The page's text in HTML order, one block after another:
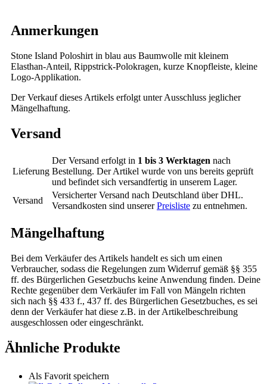
Anmerkungen
Stone Island Poloshirt in blau aus Baumwolle mit kleinem
Elasthan-Anteil, Rippstrick-Polokragen, kurze Knopfleiste, kleine
Logo-Applikation.
Der Verkauf dieses Artikels erfolgt unter Ausschluss jeglicher
Mängelhaftung.
Versand
Lieferung
Der Versand erfolgt in 1 bis 3 Werktagen nach
Bestellung. Der Artikel wurde von uns bereits geprüft
und befindet sich versandfertig in unserem Lager.
Versand
Versicherter Versand nach Deutschland über DHL.
Versandkosten sind unsererPreisliste zu entnehmen.
Mängelhaftung
Bei dem Verkäufer des Artikels handelt es sich um einen
Verbraucher, sodass die Regelungen zum Widerruf gemäß §§ 355
ff. des Bürgerlichen Gesetzbuchs keine Anwendung finden. Deine
Rechte gegenüber dem Verkäufer im Fall von Mängeln richten
sich nach §§ 433 f., 437 ff. des Bürgerlichen Gesetzbuches, es sei
denn der Verkäufer hat diese z.B. in der Artikelbeschreibung
ausgeschlossen oder eingeschränkt.
Ähnliche Produkte
Als Favorit speichern